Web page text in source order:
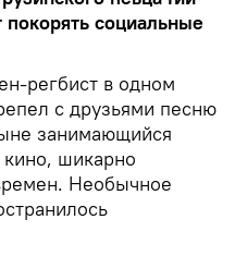
социальные
регбист в одном
с друзьями песню
занимающийся
шикарно
Необычное